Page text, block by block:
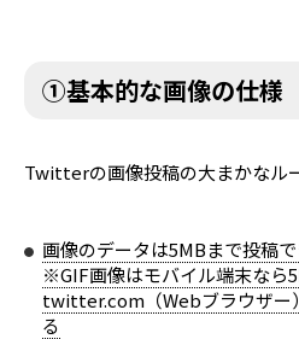
①基本的な画像の仕様
Twitterの画像投稿の大まかなル
画像のデータは5MBまで投稿
※GIF画像はモバイル端末なら
twitter.com（Webブラウザー
る